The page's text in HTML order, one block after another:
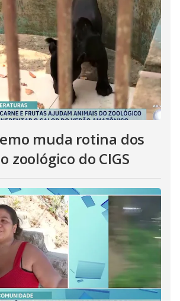
muda rotina dos
zoológico do CIGS